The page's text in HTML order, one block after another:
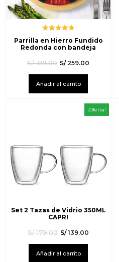
Parrilla en Hierro Fundido
Redonda con bandeja
S/319.00 S/259.00
Añadir al carrito
Valorado
con5.00 de
5
¡Oferta!
Set 2 Tazas de Vidrio 350ML
CAPRI
S/179.00 S/139.00
Añadir al carrito